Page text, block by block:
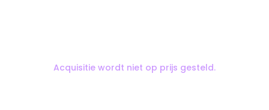
Acquisitie wordt niet op prijs gesteld.